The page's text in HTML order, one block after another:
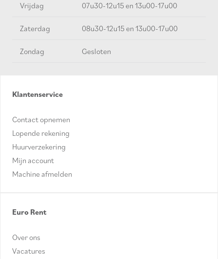
Vrijdag 07u30-12u15 en 13u00-17u00
Zaterdag 08u30-12u15 en 13u00-17u00
Zondag Gesloten
Klantenservice
Contact opnemen
Lopende rekening
Huurverzekering
Mijn account
Machine afmelden
Euro Rent
Over ons
Vacatures